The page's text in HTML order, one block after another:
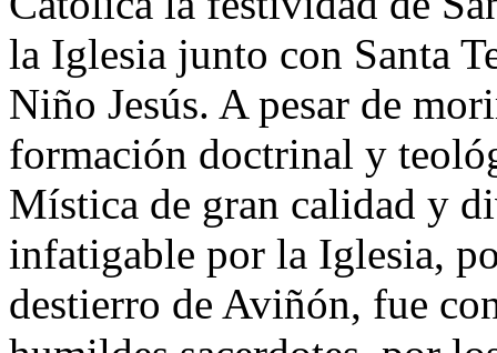
la Iglesia junto con Santa
Niño Jesús. A pesar de
formación doctrinal y
Mística de gran calidad y
infatigable por la Iglesia,
destierro de Aviñón, fue